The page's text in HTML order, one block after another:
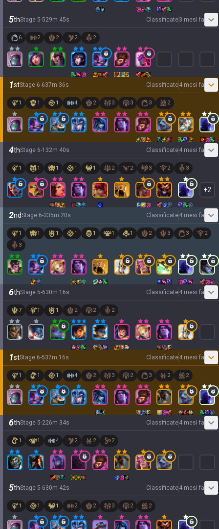
5thStage 5-529m 45s Classificate3 mesi fa
6 2 2 2 2
1stStage 6-637m 36s Classificate4 mesi fa
1 1 1 4 2 3 3 3 2
4thStage 6-1 32m 40s Classificate4 mesi fa
1 1 1 1 1 2 2 3 2 3
+2
2ndStage 6-335m 20s Classificate4 mesi fa
1 1 1 1 1 1 1 2 3 3
2
3
6thStage 5-630m 16s Classificate4 mesi fa
7 1 1 2 2 2
1stStage 6-537m 16s Classificate4 mesi fa
1 1 1 4 2 3 2 3 2 2
6thStage 5-226m 34s Classificate4 mesi fa
1 1 4 2 2 2
5thStage 5-630m 42s Classificate4 mesi fa
1 1 1 2 2 3 2 2